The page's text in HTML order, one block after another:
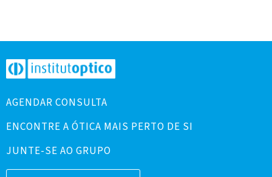
AGENDAR CONSULTA
ENCONTRE A ÓTICA MAIS PERTO DE SI
JUNTE-SE AO GRUPO